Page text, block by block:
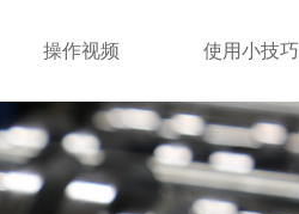
操作视频 使用小技巧